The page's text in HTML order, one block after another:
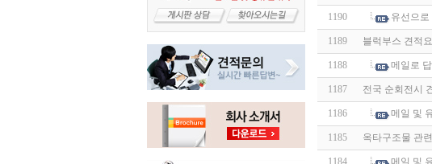
1190 유선으
1189 블럭부스 견적
1188 메일로
1187 전국 순회전시
1186 메일 및
1185 옥타구조물 관